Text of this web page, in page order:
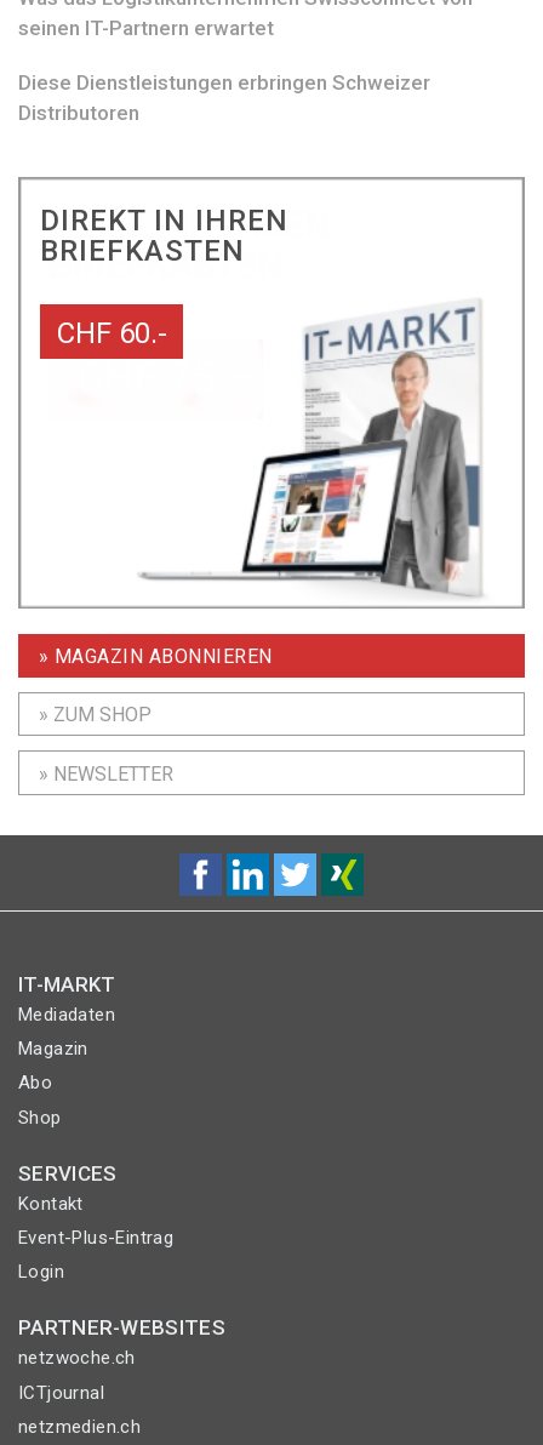
seinen IT-Partnern erwartet
Diese Dienstleistungen erbringen Schweizer
Distributoren
DIREKT IN IHREN
BRIEFKASTEN
CHF 60.-
» MAGAZIN ABONNIEREN
» ZUM SHOP
» NEWSLETTER
IT-MARKT
Mediadaten
Magazin
Abo
Shop
SERVICES
Kontakt
Event-Plus-Eintrag
Login
PARTNER-WEBSITES
netzwoche.ch
ICTjournal
netzmedien.ch